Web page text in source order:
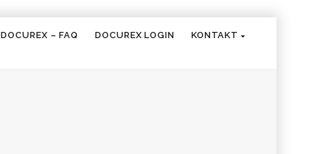
DOCUREX – FAQ DOCUREX LOGIN KONTAKT